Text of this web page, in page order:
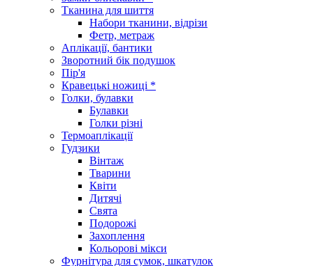
Тканина для шиття
Набори тканини, відрізи
Фетр, метраж
Аплікації, бантики
Зворотний бік подушок
Пір'я
Кравецькі ножиці *
Голки, булавки
Булавки
Голки різні
Термоаплікації
Гудзики
Вінтаж
Тварини
Квіти
Дитячі
Свята
Подорожі
Захоплення
Кольорові мікси
Фурнітура для сумок, шкатулок